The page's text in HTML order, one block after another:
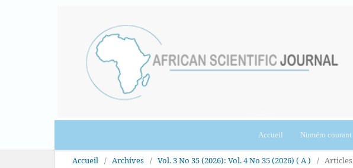
Accueil Numéro courant
Accueil / Archives / Vol. 3 No 35 (2026): Vol. 4 No 35 (2026) ( A ) / Articles